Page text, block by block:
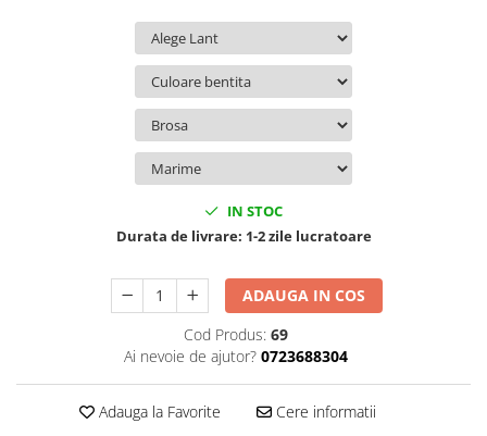
IN STOC
Durata de livrare: 1-2 zile lucratoare
ADAUGA IN COS
Cod Produs: 69
Ai nevoie de ajutor? 0723688304
Adauga la Favorite Cere informatii